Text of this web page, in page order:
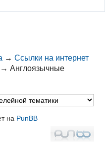
→Ссылки на интернет
→Англоязычные
на PunBB